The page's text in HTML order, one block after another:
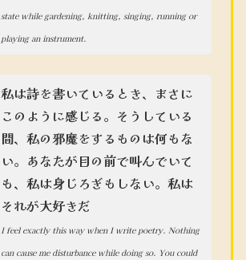
state while gardening, knitting, singing, running or
playing an instrument.
私は詩を書いているとき、まさに
このように感じる。そうしている
間、私の邪魔をするものは何もな
い。あなたが目の前で叫んでいて
も、私は身じろぎもしない。私は
それが大好きだ
I feel exactly this way when I write poetry. Nothing
can cause me disturbance while doing so. You could